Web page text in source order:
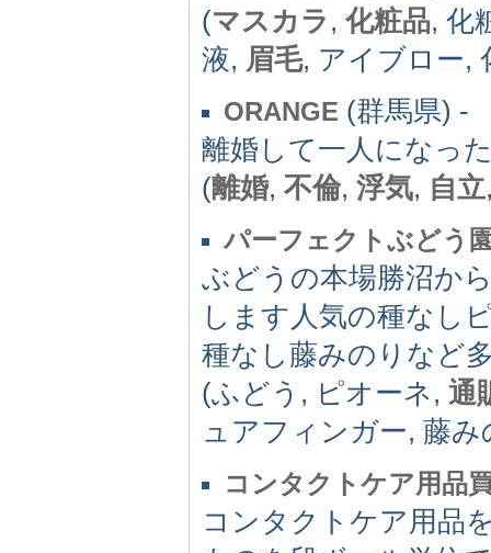
(マスカラ , 化粧品, 化
液, 眉毛, アイブロー,
ORANGE (群馬県) -
離婚して一人になっ
(離婚, 不倫, 浮気, 自立
パーフェクトぶどう
ぶどうの本場勝沼か
します人気の種なし
種なし藤みのりなど
(ふどう, ピオーネ, 通
ュアフィンガー, 藤
コンタクトケア用品
コンタクトケア用品